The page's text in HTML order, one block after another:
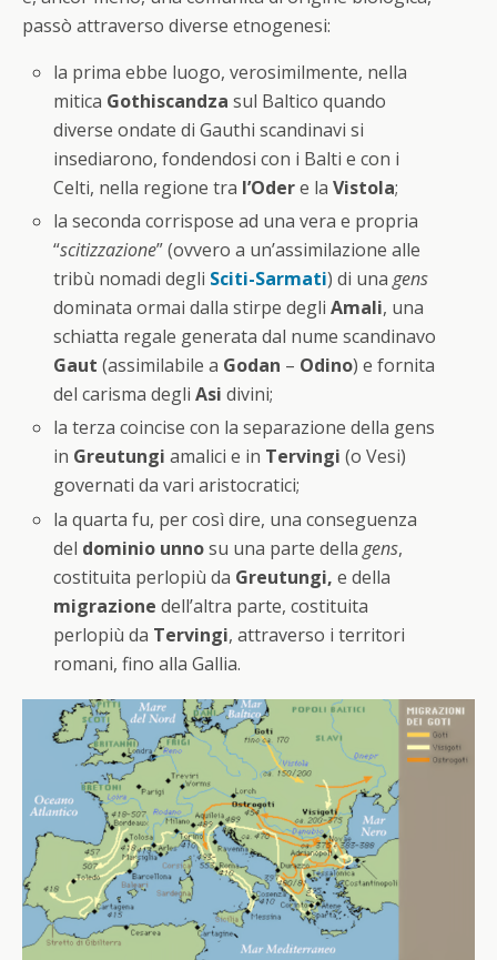
passò attraverso diverse etnogenesi:
la prima ebbe luogo, verosimilmente, nella
mitica Gothiscandza sul Baltico quando
diverse ondate di Gauthi scandinavi si
insediarono, fondendosi con i Balti e con i
Celti, nella regione tra l’Odere laVistola;
la seconda corrispose ad una vera e propria
“scitizzazione” (ovvero a un’assimilazione alle
tribù nomadi degli Sciti-Sarmati) di unagens
dominata ormai dalla stirpe degliAmali, una
schiatta regale generata dal nume scandinavo
Gaut (assimilabile a Godan – Odino) e fornita
del carisma degliAsi divini;
la terza coincise con la separazione della gens
in Greutungi amalici e in Tervingi (o Vesi)
governati da vari aristocratici;
la quarta fu, per così dire, una conseguenza
del dominio unnosu una parte dellagens,
costituita perlopiù da Greutungi, e della
migrazione dell’altra parte, costituita
perlopiù da Tervingi, attraverso i territori
romani, fino alla Gallia.